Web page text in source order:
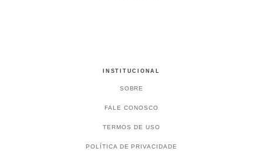
INSTITUCIONAL
SOBRE
FALE CONOSCO
TERMOS DE USO
POLÍTICA DE PRIVACIDADE